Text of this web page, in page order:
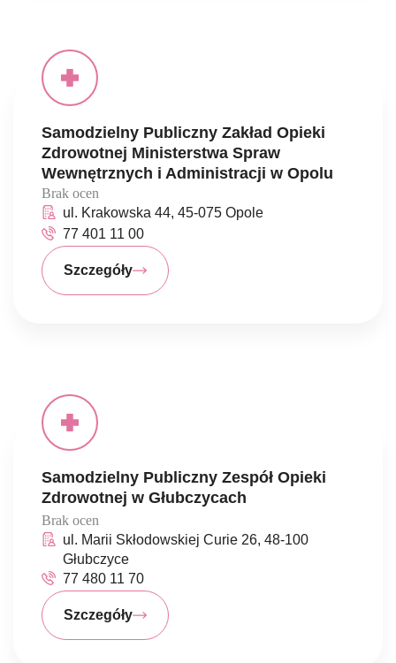
Samodzielny Publiczny Zakład Opieki
Zdrowotnej Ministerstwa Spraw
Wewnętrznych i Administracji w Opolu
Brak ocen
ul. Krakowska 44, 45-075 Opole
77 401 11 00
Szczegóły
Samodzielny Publiczny Zespół Opieki
Zdrowotnej w Głubczycach
Brak ocen
ul. Marii Skłodowskiej Curie 26, 48-100
Głubczyce
77 480 11 70
Szczegóły